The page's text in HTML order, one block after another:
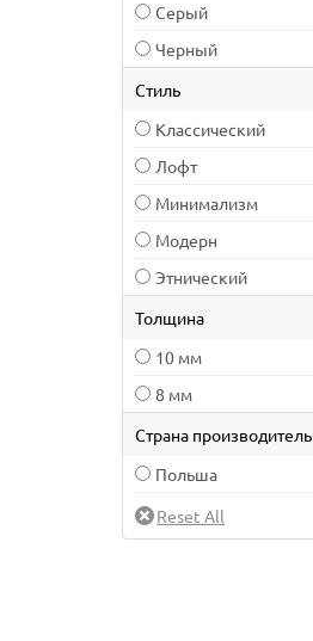
Серый
Черный
Стиль
Классический
Лофт
Минимализм
Модерн
Этнический
Толщина
10 мм
8 мм
Страна производитель
Польша